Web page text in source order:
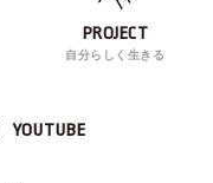
PROJECT
自分らしく生きる
YOUTUBE